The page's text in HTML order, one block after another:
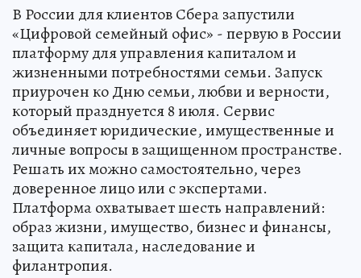
В России для клиентов Сбера запустили
«Цифровой семейный офис» - первую в России
платформу для управления капиталом и
жизненными потребностями семьи. Запуск
приурочен ко Дню семьи, любви и верности,
который празднуется 8 июля. Сервис
объединяет юридические, имущественные и
личные вопросы в защищенном пространстве.
Решать их можно самостоятельно, через
доверенное лицо или с экспертами.
Платформа охватывает шесть направлений:
образ жизни, имущество, бизнес и финансы,
защита капитала, наследование и
филантропия.